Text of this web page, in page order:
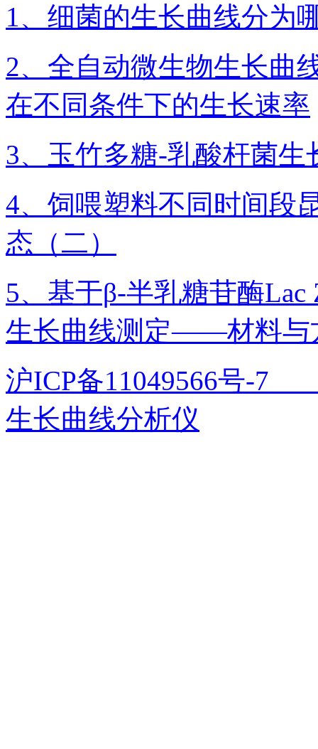
1、细菌的生长曲线分为
2、全自动微生物生长曲
在不同条件下的生长速率
3、玉竹多糖-乳酸杆菌生
4、饲喂塑料不同时间段
态（二）
5、基于β-半乳糖苷酶
生长曲线测定——材料与
沪ICP备11049566号
生长曲线分析仪